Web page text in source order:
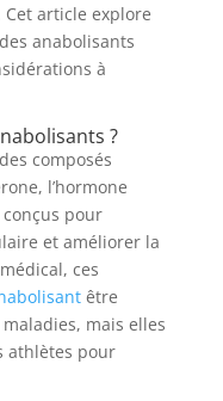
article explore
anabolisants
à
?
composés
l’hormone
pour
et améliorer la
ces
être
mais elles
athlètes pour